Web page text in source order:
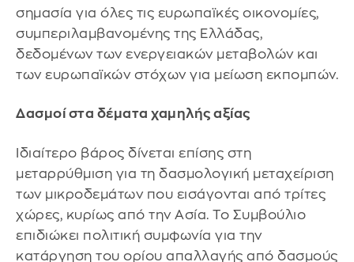
σημασία για όλες τις ευρωπαϊκές οικονομίες,
συμπεριλαμβανομένης της Ελλάδας,
δεδομένων των ενεργειακών μεταβολών και
των ευρωπαϊκών στόχων για μείωση εκπομπών.
Δασμοί στα δέματα χαμηλής αξίας
Ιδιαίτερο βάρος δίνεται επίσης στη
μεταρρύθμιση για τη δασμολογική μεταχείριση
των μικροδεμάτων που εισάγονται από τρίτες
χώρες, κυρίως από την Ασία. Το Συμβούλιο
επιδιώκει πολιτική συμφωνία για την
κατάργηση του ορίου απαλλαγής από δασμούς